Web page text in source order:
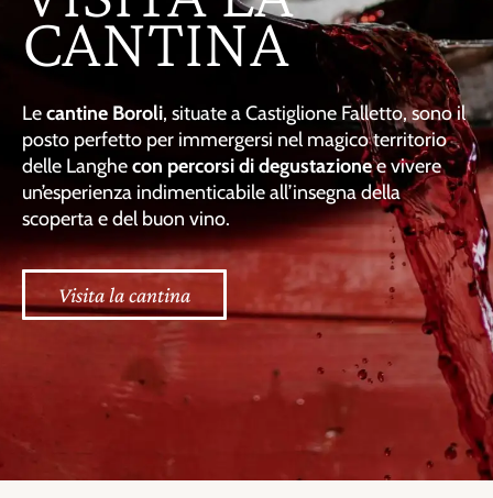
CANTINA
Lecantine Boroli, situate a Castiglione Falletto, sono il
posto perfetto per immergersi nel magico territorio
delle Langhecon percorsi di degustazionee vivere
un’esperienza indimenticabile all’insegna della
scoperta e del buon vino.
Visita la cantina